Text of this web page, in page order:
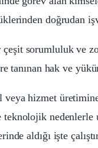
doğrudan
sorumluluk ve
tanınan hak ve
hizmet
aldığı işte